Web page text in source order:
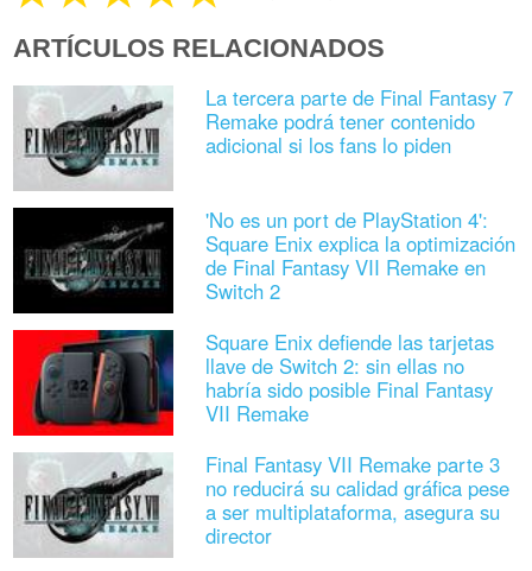
ARTÍCULOS RELACIONADOS
La tercera parte de Final Fantasy 7
Remake podrá tener contenido
adicional si los fans lo piden
'No es un port de PlayStation 4':
Square Enix explica la optimización
de Final Fantasy VII Remake en
Switch 2
Square Enix defiende las tarjetas
llave de Switch 2: sin ellas no
habría sido posible Final Fantasy
VII Remake
Final Fantasy VII Remake parte 3
no reducirá su calidad gráfica pese
a ser multiplataforma, asegura su
director